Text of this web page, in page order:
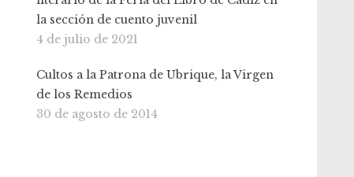
la sección de cuento juvenil
4 de julio de 2021
Cultos a la Patrona de Ubrique, la Virgen
de los Remedios
30 de agosto de 2014